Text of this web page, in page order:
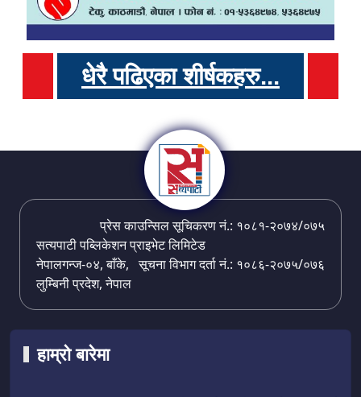
धेरै पढिएका शीर्षकहरु...
प्रेस काउन्सिल सूचिकरण नं.: १०८१-२०७४/०७५
सत्यपाटी पब्लिकेशन प्राइभेट लिमिटेड
सूचना विभाग दर्ता नं.: १०८६-२०७५/०७६
नेपालगन्ज-०४, बाँके,
लुम्बिनी प्रदेश, नेपाल
हाम्रो बारेमा